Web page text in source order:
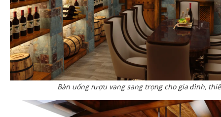
Bàn uống rượu vang sang trọng cho gia đình,